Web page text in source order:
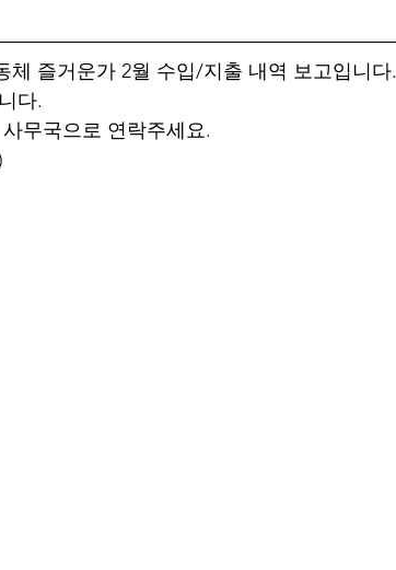
체 즐거운가 2월 수입/지출 내역 보고입니다.
다.
무국으로 연락주세요.